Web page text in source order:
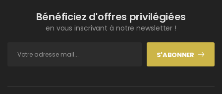
Bénéficiez d'offres privilégiées
en vous inscrivant à notre newsletter !
S'ABONNER